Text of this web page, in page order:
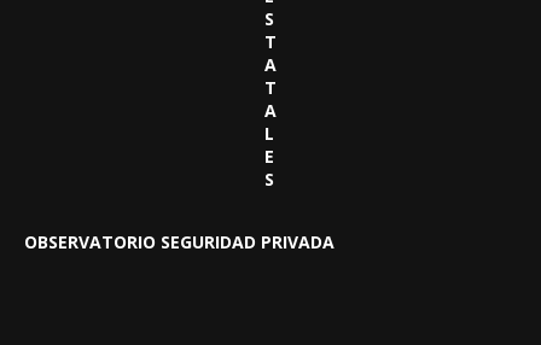
S
T
A
T
A
L
E
S
OBSERVATORIO SEGURIDAD PRIVADA